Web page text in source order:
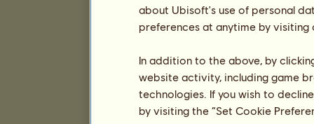
about Ubisoft's use of personal
preferences at anytime by
In addition to the above, by
website activity, including game
technologies. If you wish to
by visiting the “Set Cookie